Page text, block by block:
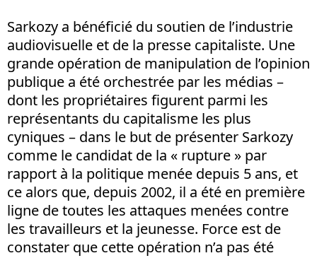
Sarkozy a bénéficié du soutien de l’industrie
audiovisuelle et de la presse capitaliste. Une
grande opération de manipulation de l’opinion
publique a été orchestrée par les médias –
dont les propriétaires figurent parmi les
représentants du capitalisme les plus
cyniques – dans le but de présenter Sarkozy
comme le candidat de la « rupture » par
rapport à la politique menée depuis 5 ans, et
ce alors que, depuis 2002, il a été en première
ligne de toutes les attaques menées contre
les travailleurs et la jeunesse. Force est de
constater que cette opération n’a pas été